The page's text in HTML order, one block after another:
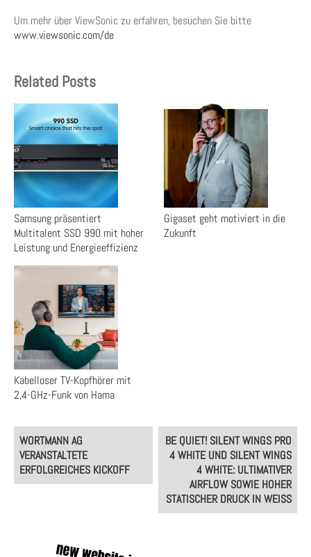
Um mehr über ViewSonic zu erfahren, besuchen Sie bitte
www.viewsonic.com/de
Related Posts
Samsung präsentiert
Multitalent SSD 990 mit hoher
Leistung und Energieeffizienz
Gigaset geht motiviert in die
Zukunft
Kabelloser TV-Kopfhörer mit
2,4-GHz-Funk von Hama
Post
navigation
WORTMANN AG
VERANSTALTETE
ERFOLGREICHES KICKOFF
BE QUIET! SILENT WINGS PRO
4 WHITE UND SILENT WINGS
4 WHITE: ULTIMATIVER
AIRFLOW SOWIE HOHER
STATISCHER DRUCK IN WEISS